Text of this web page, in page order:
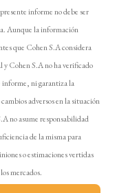
informe no debe ser
Aunque la información
que Cohen S.A considera
Cohen S.A no ha verificado
informe, ni garantiza la
adversos en la situación
no asume responsabilidad
de la misma para
o estimaciones vertidas
mercados.